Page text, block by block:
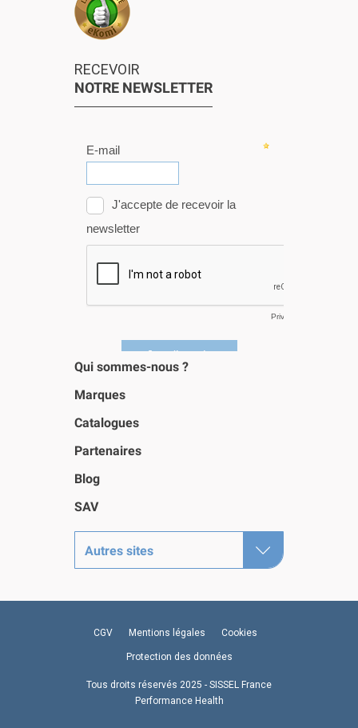
RECEVOIR
NOTRE NEWSLETTER
Qui sommes-nous ?
Marques
Catalogues
Partenaires
Blog
SAV
Autres sites
CGV Mentions légales Cookies
Protection des données
Tous droits réservés 2025 - SISSEL France
Performance Health